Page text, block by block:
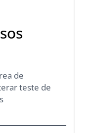
de
teste de